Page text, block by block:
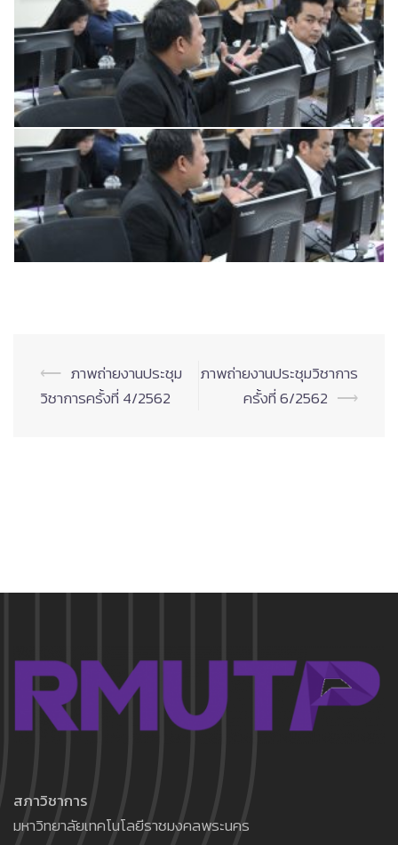
Post
navigation
⟵ ภาพถ่ายงานประชุม
วิชาการครั้งที่ 4/2562
ภาพถ่ายงานประชุมวิชาการ
ครั้งที่ 6/2562 ⟶
สภาวิชาการ
มหาวิทยาลัยเทคโนโลยีราชมงคลพระนคร